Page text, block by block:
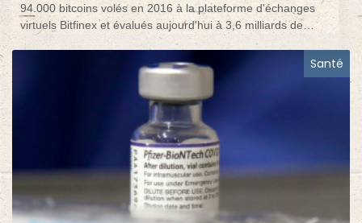
94.000 bitcoins volés en 2016 à la plateforme d'échanges
virtuels Bitfinex et évalués aujourd'hui à 3,6 milliards de
dollars, un montant record pour une saisie judiciaire.
Santé